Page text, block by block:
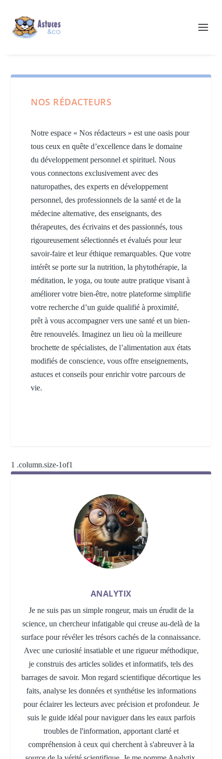
NOS RÉDACTEURS
Notre espace « Nos rédacteurs » est une oasis pour
tous ceux en quête d’excellence dans le domaine
du développement personnel et spirituel. Nous
vous connectons exclusivement avec des
naturopathes, des experts en développement
personnel, des professionnels de la santé et de la
médecine alternative, des enseignants, des
thérapeutes, des écrivains et des passionnés, tous
rigoureusement sélectionnés et évalués pour leur
savoir-faire et leur éthique remarquables. Que votre
intérêt se porte sur la nutrition, la phytothérapie, la
méditation, le yoga, ou toute autre pratique visant à
améliorer votre bien-être, notre plateforme simplifie
votre recherche d’un guide qualifié à proximité,
prêt à vous accompagner vers une santé et un bien-
être renouvelés. Imaginez un lieu où la meilleure
brochette de spécialistes, de l’alimentation aux états
modifiés de conscience, vous offre enseignements,
astuces et conseils pour enrichir votre parcours de
vie.
ANALYTIX
Je ne suis pas un simple rongeur, mais un érudit de la
science, un chercheur infatigable qui creuse au-delà de la
surface pour révéler les trésors cachés de la connaissance.
Avec une curiosité insatiable et une rigueur méthodique,
je construis des articles solides et informatifs, tels des
barrages de savoir. Mon regard scientifique décortique les
faits, analyse les données et synthétise les informations
pour éclairer les lecteurs avec précision et profondeur. Je
suis le guide idéal pour naviguer dans les eaux parfois
troubles de l'information, apportant clarté et
compréhension à ceux qui cherchent à s'abreuver à la